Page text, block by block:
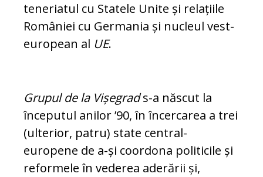
teneriatul cu Statele Unite și relațiile
României cu Ger­ma­nia și nucleul vest-
european al UE.
Grupul de la Vișegrads-a năs­cut la
începutul anilor ’90, în încercarea a trei
(ulterior, pa­tru) state central-
europene de a-și coordona politicile și
reformele în vederea aderării și,